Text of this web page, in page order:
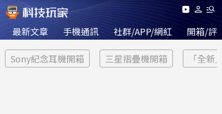
最新文章 手機通訊 社群/APP/網紅 開箱/評
Sony紀念耳機開箱 三星摺疊機開箱 「全新